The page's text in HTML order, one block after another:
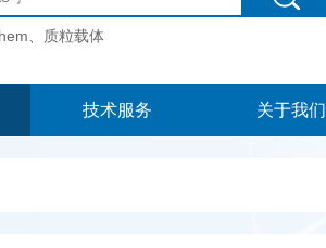
、质粒载体
技术服务 关于我们